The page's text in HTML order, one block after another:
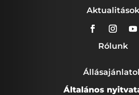
Aktualitások
Rólunk
Általános